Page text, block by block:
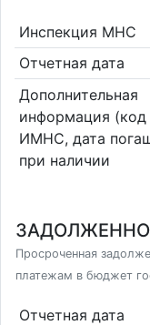
Инспекция МНС
Отчетная дата
Дополнительная
информация (код
ИМНС, дата
при наличии
Просроченная
платежам в бюджет
Отчетная дата